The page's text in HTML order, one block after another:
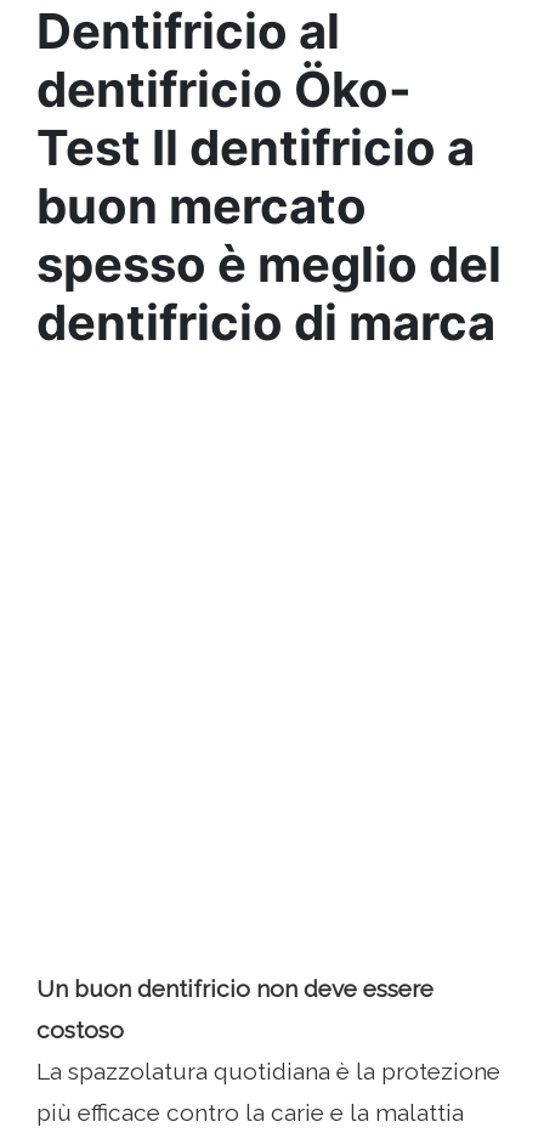
Dentifricio al
dentifricio Öko-
Test Il dentifricio a
buon mercato
spesso è meglio del
dentifricio di marca
Un buon dentifricio non deve essere
costoso
La spazzolatura quotidiana è la protezione
più efficace contro la carie e la malattia